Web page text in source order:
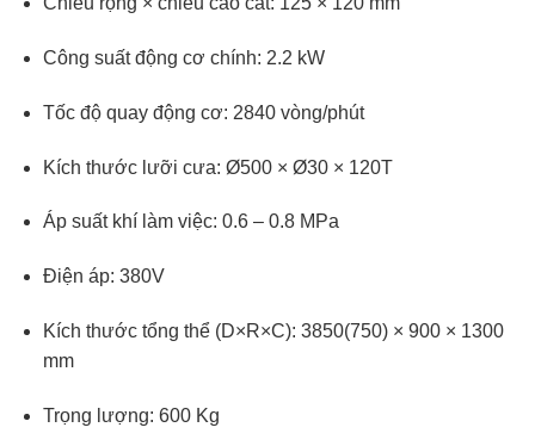
Công suất động cơ chính: 2.2 kW
Tốc độ quay động cơ: 2840 vòng/phút
Kích thước lưỡi cưa: Ø500 × Ø30 × 120T
Áp suất khí làm việc: 0.6 – 0.8 MPa
Điện áp: 380V
Kích thước tổng thể (D×R×C): 3850(750) × 900 × 1300
mm
Trọng lượng: 600 Kg